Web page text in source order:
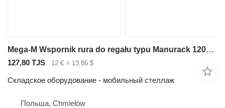
Mega-M Wspornik rura do regału typu Manurack 120×6 cm nowy
127,80 TJS 12 € ≈ 13,86 $
Складское оборудование - мобильный стеллаж
Польша, Chmielów